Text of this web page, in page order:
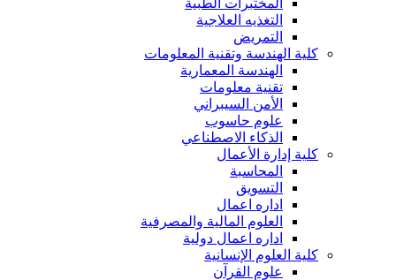
المختبرات الطبية
التغذيه العلاجية
التمريض
كلية الهندسة وتقنية المعلومات
الهندسة المعمارية
تقنية معلومات
الأمن السيبراني
علوم حاسوب
الذكاء الاصطناعي
كلية إدارة الأعمال
المحاسبة
التسويق
اداره اعمال
العلوم المالية والمصرفية
اداره اعمال دولية
كلية العلوم الإنسانية
علوم القرآن